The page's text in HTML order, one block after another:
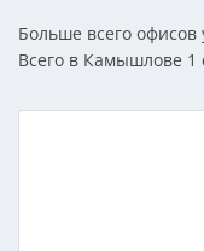
Больше всего
Всего в Камышлове 1